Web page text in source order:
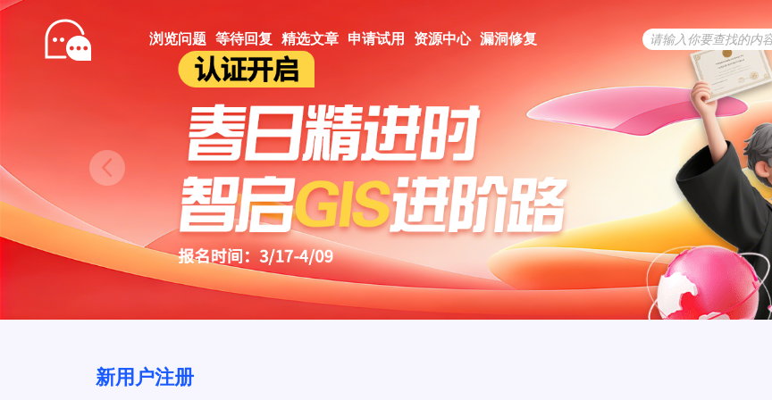
Prev
浏览问题 等待回复 精选文章 申请试用 资源中心 漏洞修复
新用户注册